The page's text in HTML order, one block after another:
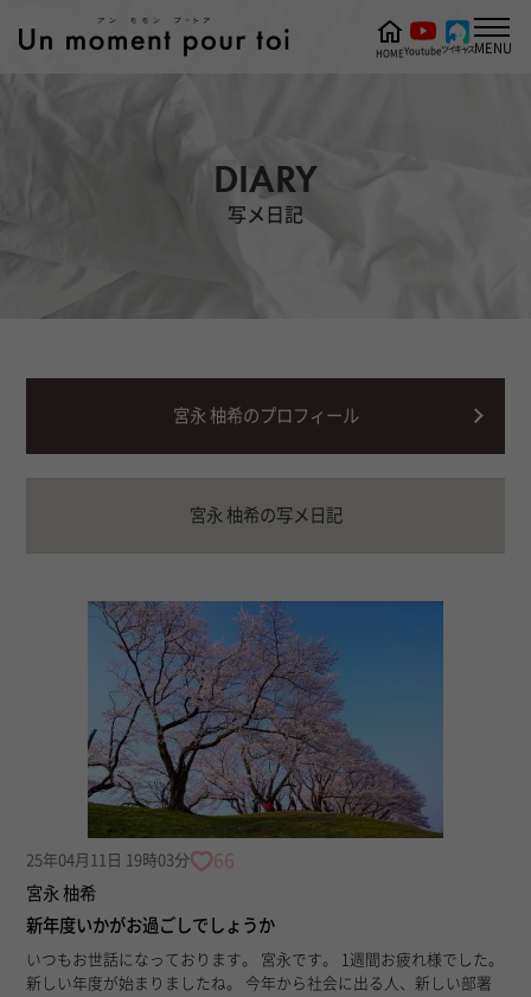
DIARY
写メ日記
HOMEYoutubeツイキャスMENU
宮永 柚希のプロフィール
宮永 柚希の写メ日記
25年04月11日 19時03分 66
宮永 柚希
新年度いかがお過ごしでしょうか
いつもお世話になっております。 宮永です。 1週間お疲れ様でした。
新しい年度が始まりましたね。 今年から社会に出る人、新しい部署